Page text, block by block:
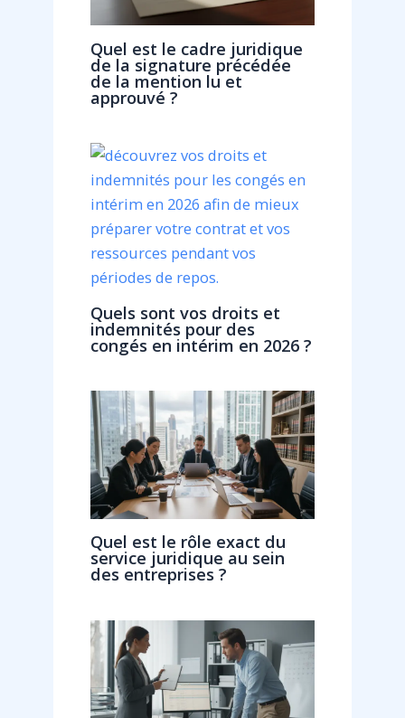
Quel est le cadre juridique
de la signature précédée
de la mention lu et
approuvé ?
Quels sont vos droits et
indemnités pour des
congés en intérim en 2026 ?
Quel est le rôle exact du
service juridique au sein
des entreprises ?